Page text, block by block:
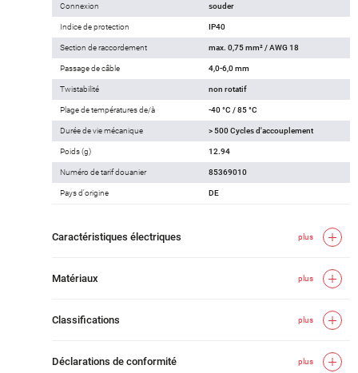
Connexion souder
Indice de protection IP40
Section de raccordement max. 0,75 mm² / AWG 18
Passage de câble 4,0-6,0 mm
Twistabilité non rotatif
Plage de températures de/à -40 °C / 85 °C
Durée de vie mécanique > 500 Cycles d'accouplement
Poids (g) 12.94
Numéro de tarif douanier 85369010
Pays d'origine DE
Caractéristiques électriques plus
Matériaux plus
Classifications plus
Déclarations de conformité plus